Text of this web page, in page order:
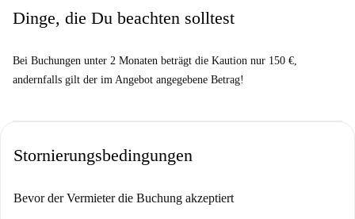
Dinge, die Du beachten solltest
Bei Buchungen unter 2 Monaten beträgt die Kaution nur 150 €,
andernfalls gilt der im Angebot angegebene Betrag!
Stornierungsbedingungen
Bevor der Vermieter die Buchung akzeptiert